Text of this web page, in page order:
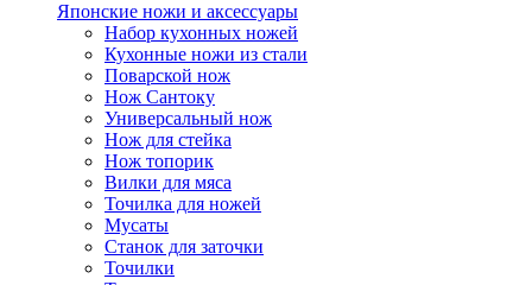
Японские ножи и аксессуары
Набор кухонных ножей
Кухонные ножи из стали
Поварской нож
Нож Сантоку
Универсальный нож
Нож для стейка
Нож топорик
Вилки для мяса
Точилка для ножей
Мусаты
Станок для заточки
Точилки